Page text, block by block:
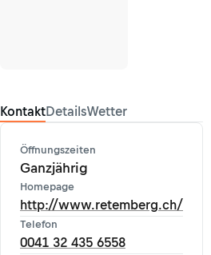
KontaktDetailsWetter
Öffnungszeiten
Ganzjährig
Homepage
http://www.retemberg.ch/
Telefon
0041 32 435 6558